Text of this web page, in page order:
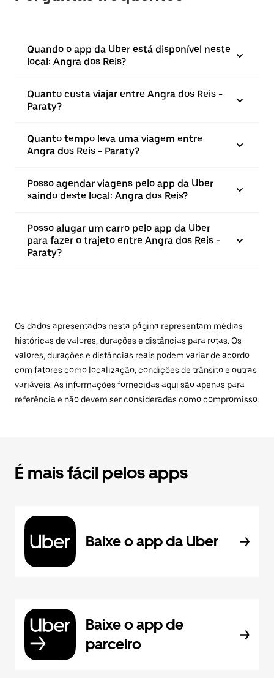
Quando o app da Uber está disponível neste
local: Angra dos Reis?
Quanto custa viajar entre Angra dos Reis -
Paraty?
Quanto tempo leva uma viagem entre
Angra dos Reis - Paraty?
Posso agendar viagens pelo app da Uber
saindo deste local: Angra dos Reis?
Posso alugar um carro pelo app da Uber
para fazer o trajeto entre Angra dos Reis -
Paraty?
Os dados apresentados nesta página representam médias
históricas de valores, durações e distâncias para rotas. Os
valores, durações e distâncias reais podem variar de acordo
com fatores como localização, condições de trânsito e outras
variáveis. As informações fornecidas aqui são apenas para
referência e não devem ser consideradas como compromisso.
É mais fácil pelos apps
Baixe o app da Uber
Baixe o app de
parceiro